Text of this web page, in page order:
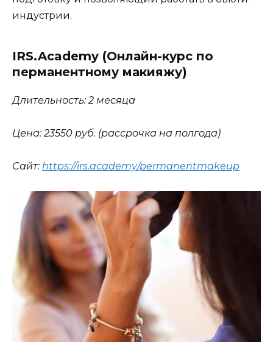
индустрии.
IRS.Academy (Онлайн-курс по
перманентному макияжу)
Длительность: 2 месяца
Цена: 23550 руб. (рассрочка на полгода)
Сайт:https://irs.academy/permanentmakeup